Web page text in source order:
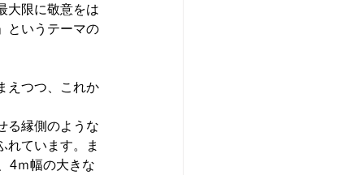
大限に敬意をは
というテーマの
えつつ、これか
る縁側のような
れています。ま
4ｍ幅の大きな